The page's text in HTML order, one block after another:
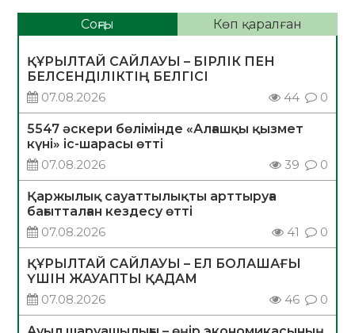
Соңғы Көп қаралған
ҚҰРЫЛТАЙ САЙЛАУЫ – БІРЛІК ПЕН
БЕЛСЕНДІЛІКТІҢ БЕЛГІСІ
07.08.2026
44 0
5547 әскери бөлімінде «Алғашқы қызмет
күні» іс-шарасы өтті
07.08.2026
39 0
Қаржылық сауаттылықты арттыруға
бағытталған кездесу өтті
07.08.2026
41 0
ҚҰРЫЛТАЙ САЙЛАУЫ – ЕЛ БОЛАШАҒЫ
ҮШІН ЖАУАПТЫ ҚАДАМ
07.08.2026
46 0